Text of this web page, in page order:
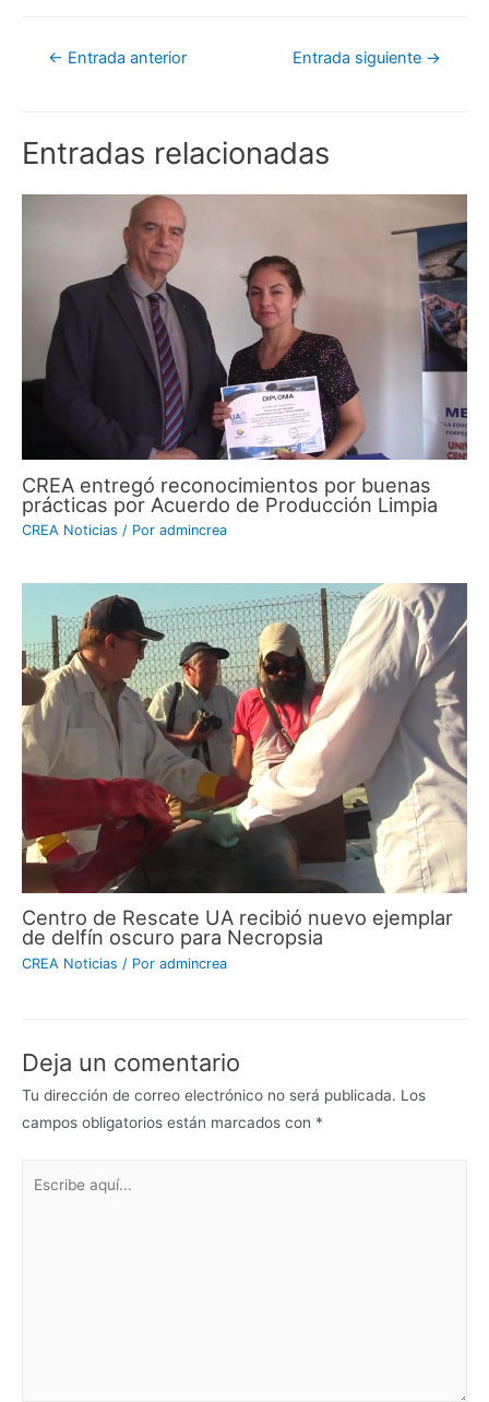
← Entrada anterior Entrada siguiente →
Entradas relacionadas
CREA entregó reconocimientos por buenas
prácticas por Acuerdo de Producción Limpia
CREA Noticias / Por admincrea
Centro de Rescate UA recibió nuevo ejemplar
de delfín oscuro para Necropsia
CREA Noticias / Por admincrea
Deja un comentario
Tu dirección de correo electrónico no será publicada. Los
campos obligatorios están marcados con *